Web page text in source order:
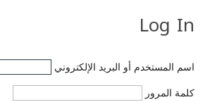
Log In
اسم المستخدم أو البريد الإلكتروني
كلمة المرور